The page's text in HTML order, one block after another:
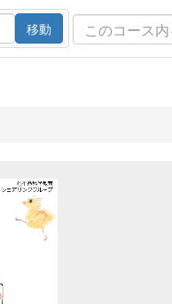
移動